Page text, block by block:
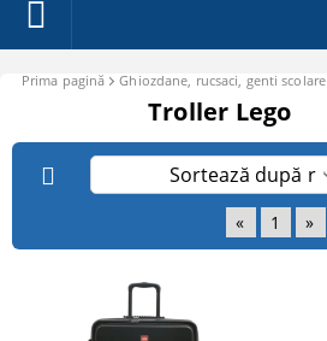
Prima pagină Ghiozdane, rucsaci, genti scolare
Troller Lego
« 1 »